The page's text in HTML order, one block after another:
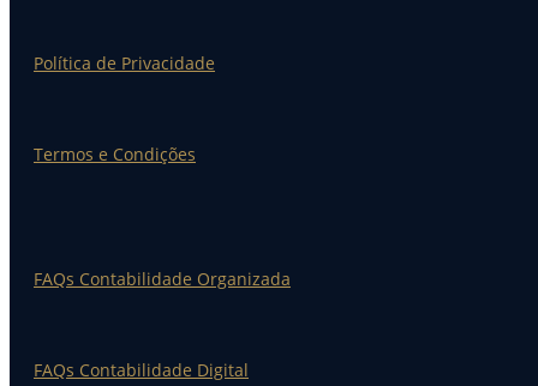
Política de Privacidade
Termos e Condições
FAQs Contabilidade Organizada
FAQs Contabilidade Digital